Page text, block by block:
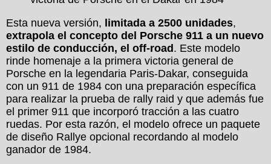
Esta nueva versión, limitada a 2500 unidades,
extrapola el concepto del Porsche 911 a un nuevo
estilo de conducción, el off-road. Este modelo
rinde homenaje a la primera victoria general de
Porsche en la legendaria Paris-Dakar, conseguida
con un 911 de 1984 con una preparación específica
para realizar la prueba de rally raid y que además fue
el primer 911 que incorporó tracción a las cuatro
ruedas. Por esta razón, el modelo ofrece un paquete
de diseño Rallye opcional recordando al modelo
ganador de 1984.